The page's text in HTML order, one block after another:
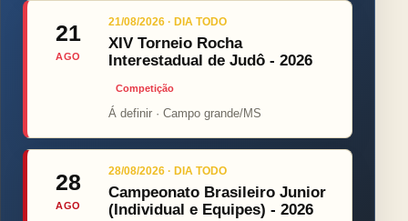
21
AGO
21/08/2026 · DIA TODO
XIV Torneio Rocha
Interestadual de Judô - 2026
Competição
Á definir · Campo grande/MS
28
AGO
28/08/2026 · DIA TODO
Campeonato Brasileiro Junior
(Individual e Equipes) - 2026